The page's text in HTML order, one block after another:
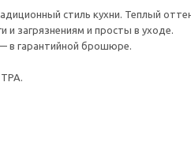
стиль кухни. Теплый
и загрязнениям и просты в уходе.
в гарантийной брошюре.